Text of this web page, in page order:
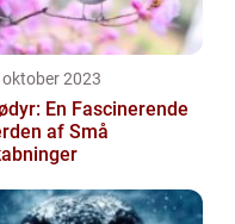
2023
En Fascinerende
af Små